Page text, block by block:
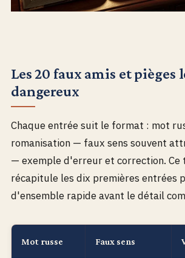
Les 20 faux amis et pièges
dangereux
Chaque entrée suit le format : mot
romanisation — faux sens souvent
— exemple d'erreur et correction. Ce
récapitule les dix premières entrées
d'ensemble rapide avant le détail
Mot russe Faux sens